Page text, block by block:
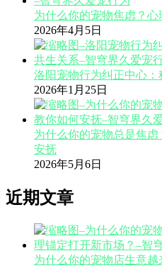
为什么你的宠物焦虑？
2026年4月5日
洛阳宠物行为纠正中心
2026年1月25日
为什么你的宠物总是焦
安抚
2026年5月6日
近期文章
为什么你的宠物店生意